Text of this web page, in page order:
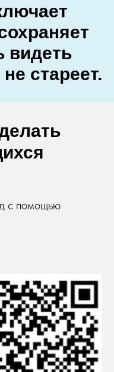
видеть
стареет.
с помощью